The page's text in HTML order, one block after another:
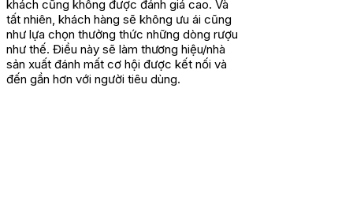
khách cũng không được đánh giá cao. Và
tất nhiên, khách hàng sẽ không ưu ái cũng
như lựa chọn thưởng thức những dòng rượu
như thế. Điều này sẽ làm thương hiệu/nhà
sản xuất đánh mất cơ hội được kết nối và
đến gần hơn với người tiêu dùng.